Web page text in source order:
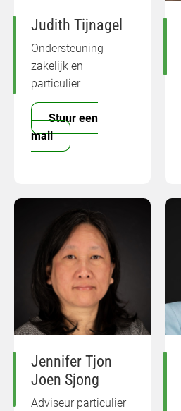
Judith Tijnagel
Ondersteuning
zakelijk en
particulier
Stuur een
mail
Jennifer Tjon
Joen Sjong
Adviseur particulier